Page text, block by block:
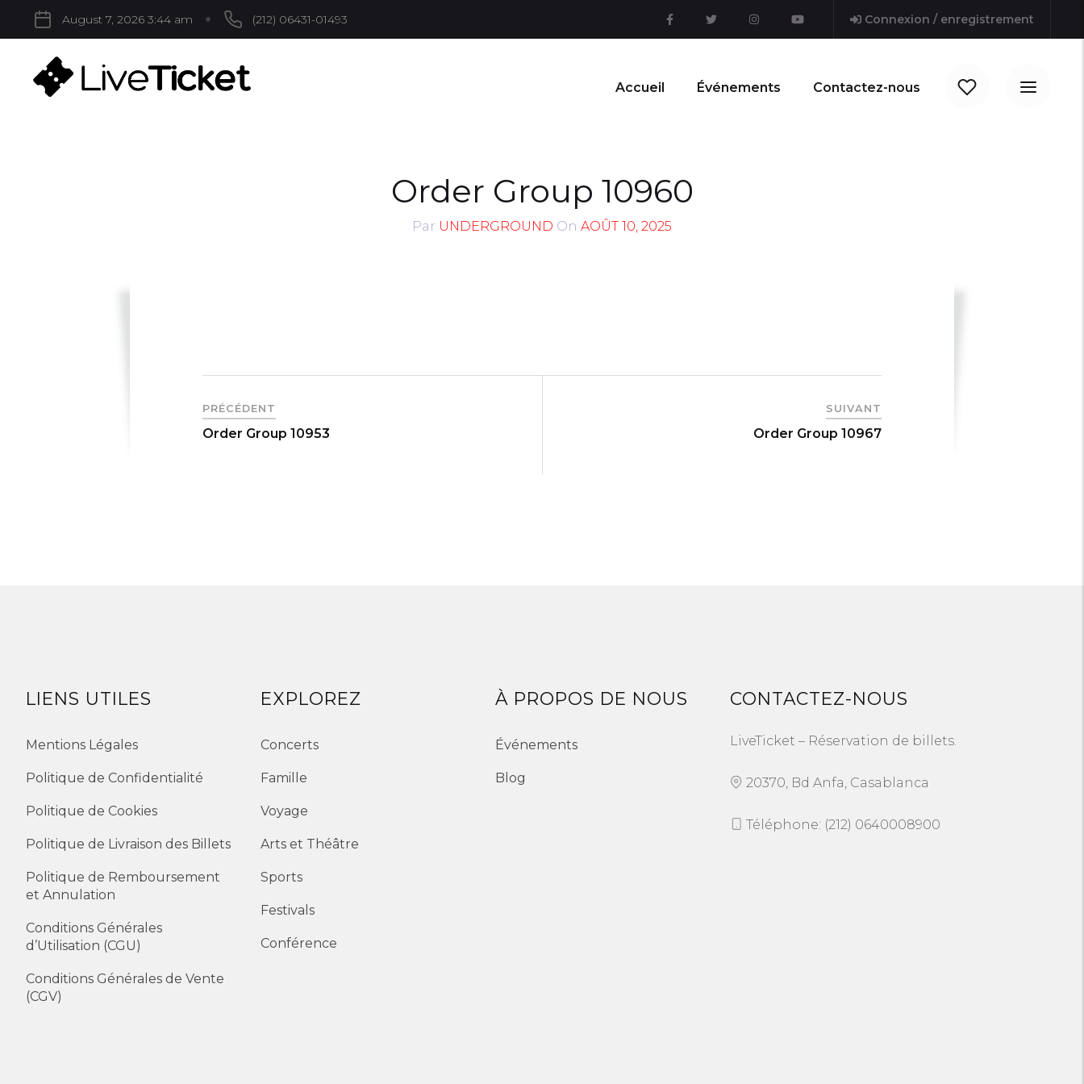
August 7, 2026 3:44 am (212) 06431-01493 Connexion / enregistrement
Accueil Événements Contactez-nous
Order Group 10960
Par UNDERGROUND On AOÛT 10, 2025
PRÉCÉDENT
Order Group 10953
SUIVANT
Order Group 10967
LIENS UTILES
Mentions Légales
Politique de Confidentialité
Politique de Cookies
Politique de Livraison des Billets
Politique de Remboursement
et Annulation
Conditions Générales
d’Utilisation (CGU)
Conditions Générales de Vente
(CGV)
EXPLOREZ
Concerts
Famille
Voyage
Arts et Théâtre
Sports
Festivals
Conférence
À PROPOS DE NOUS
Événements
Blog
CONTACTEZ-NOUS
LiveTicket – Réservation de billets.
20370, Bd Anfa, Casablanca
Téléphone: (212) 0640008900